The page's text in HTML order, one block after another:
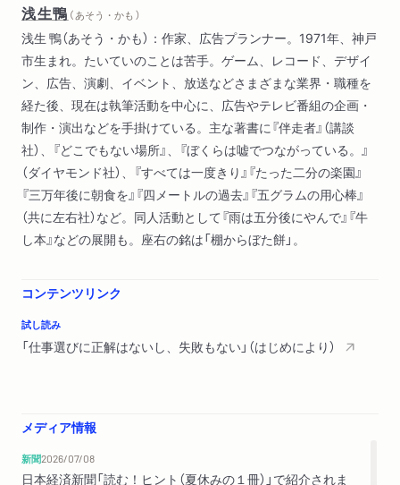
Ⅱ どうやって仕事に出会うの？
好きを仕事にしなくていい
仕事選びを焦らなくていい
やりがいは君のもの
仕事は人生の一要素
仕事選びに正解はない
作業と仕事
仕事は君だけのものじゃない
誰にでもできる仕事
仕事のことは後回しに
正解は探さなくていい
将来を決めすぎない
働くのは当たり前じゃない
大人は仕事を知らない
やればやるほどうまくなる
浅生鴨 （ あそう・かも ）
浅生 鴨（あそう・かも）：作家、広告プランナー。1971年、神戸
市生まれ。たいていのことは苦手。ゲーム、レコード、デザイ
ン、広告、演劇、イベント、放送などさまざまな業界・職種を
経た後、現在は執筆活動を中心に、広告やテレビ番組の企画・
制作・演出などを手掛けている。主な著書に『伴走者』（講談
社）、『どこでもない場所』、『ぼくらは嘘でつながっている。』
（ダイヤモンド社）、『すべては一度きり』『たった二分の楽園』
『三万年後に朝食を』『四メートルの過去』『五グラムの用心棒』
（共に左右社）など。同人活動として『雨は五分後にやんで』『牛
し本』などの展開も。座右の銘は「棚からぼた餅」。
コンテンツリンク
試し読み
「仕事選びに正解はないし、失敗もない」（はじめにより）
メディア情報
新聞2026/07/08
日本経済新聞「読む！ヒント（夏休みの１冊）」で紹介されま